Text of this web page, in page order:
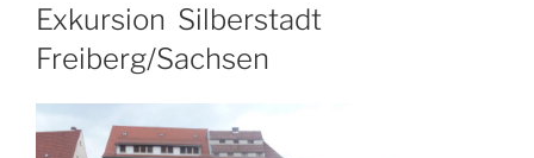
Exkursion Silberstadt
Freiberg/Sachsen